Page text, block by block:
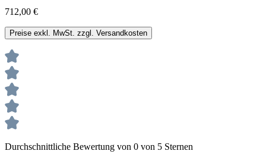
712,00 €
Preise exkl. MwSt. zzgl. Versandkosten
Durchschnittliche Bewertung von 0 von 5 Sternen